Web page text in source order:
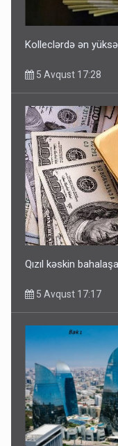
Kolleclərdə ən
5 Avqust 17:28
Qızıl kəskin
5 Avqust 17:17